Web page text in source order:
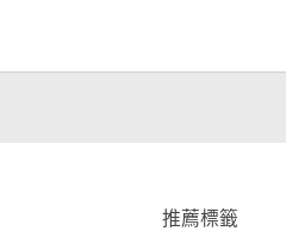
推薦標籤